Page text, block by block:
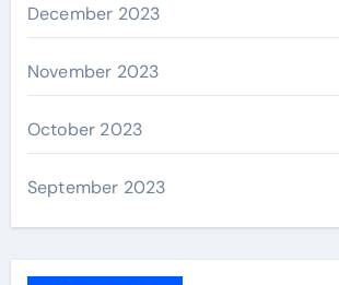
December 2023
November 2023
October 2023
September 2023